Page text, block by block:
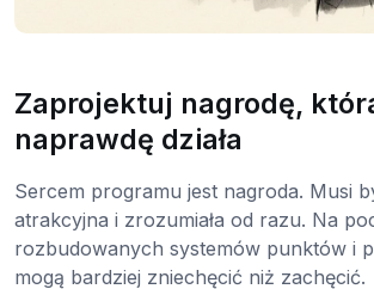
Zaprojektuj nagrodę,
naprawdę działa
Sercem programu jest nagroda. Musi
atrakcyjna i zrozumiała od razu. Na
rozbudowanych systemów punktów i
mogą bardziej zniechęcić niż zachęcić.